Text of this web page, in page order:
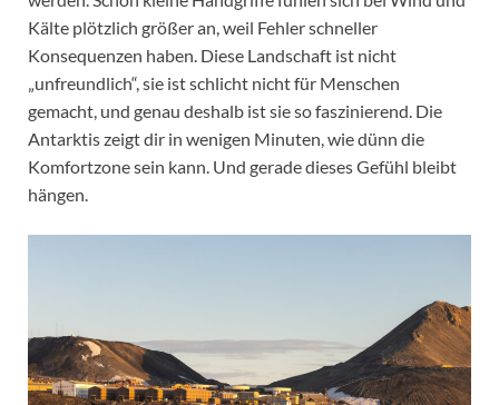
Kälte plötzlich größer an, weil Fehler schneller
Konsequenzen haben. Diese Landschaft ist nicht
„unfreundlich“, sie ist schlicht nicht für Menschen
gemacht, und genau deshalb ist sie so faszinierend. Die
Antarktis zeigt dir in wenigen Minuten, wie dünn die
Komfortzone sein kann. Und gerade dieses Gefühl bleibt
hängen.